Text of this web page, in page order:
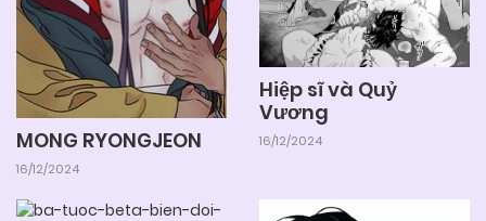
MONG RYONGJEON
16/12/2024
Hiệp sĩ và Quỷ
Vương
16/12/2024